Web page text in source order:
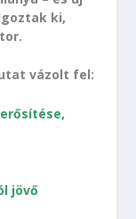
ki,
vázolt fel:
jövő